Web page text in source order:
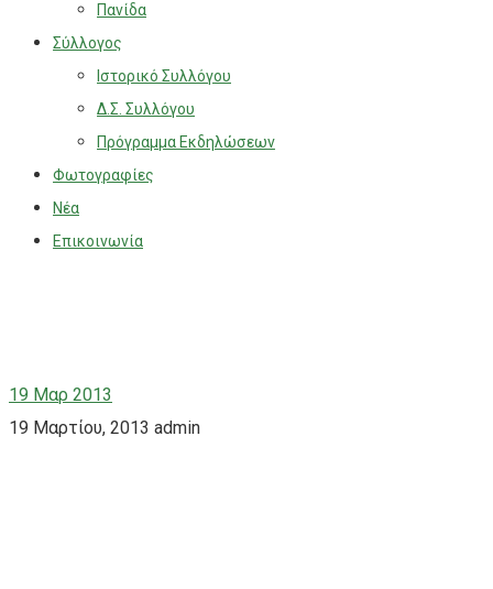
Πανίδα
Σύλλογος
Ιστορικό Συλλόγου
Δ.Σ. Συλλόγου
Πρόγραμμα Εκδηλώσεων
Φωτογραφίες
Νέα
Επικοινωνία
19 Μαρ 2013
19 Μαρτίου, 2013 admin